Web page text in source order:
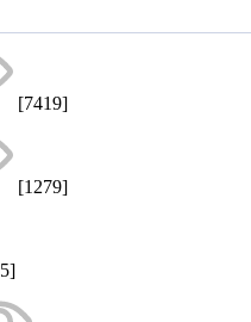
[7419]
[1279]